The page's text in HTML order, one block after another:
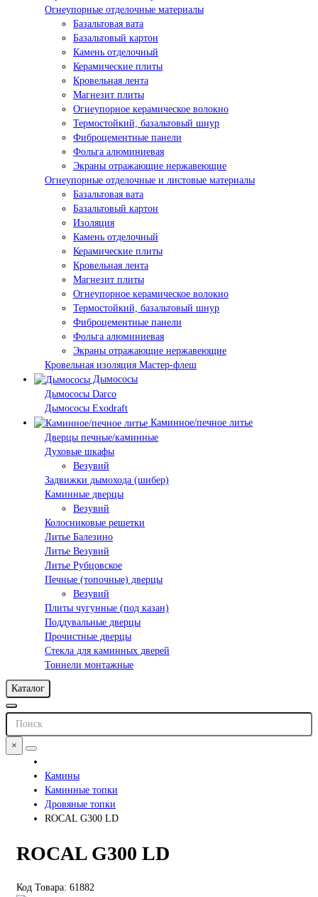
Огнеупорные отделочные материалы
Базальтовая вата
Базальтовый картон
Камень отделочный
Керамические плиты
Кровельная лента
Магнезит плиты
Огнеупорное керамическое волокно
Термостойкий, базальтовый шнур
Фиброцементные панели
Фольга алюминиевая
Экраны отражающие нержавеющие
Огнеупорные отделочные и листовые материалы
Базальтовая вата
Базальтовый картон
Изоляция
Камень отделочный
Керамические плиты
Кровельная лента
Магнезит плиты
Огнеупорное керамическое волокно
Термостойкий, базальтовый шнур
Фиброцементные панели
Фольга алюминиевая
Экраны отражающие нержавеющие
Кровельная изоляция Мастер-флеш
Дымососы
Дымососы Darco
Дымососы Exodraft
Каминное/печное литье
Дверцы печные/каминные
Духовые шкафы
Везувий
Задвижки дымохода (шибер)
Каминные дверцы
Везувий
Колосниковые решетки
Литье Балезино
Литье Везувий
Литье Рубцовское
Печные (топочные) дверцы
Везувий
Плиты чугунные (под казан)
Поддувальные дверцы
Прочистные дверцы
Стекла для каминных дверей
Тоннели монтажные
Каталог
×
Камины
Каминные топки
Дровяные топки
ROCAL G300 LD
ROCAL G300 LD
Код Товара: 61882